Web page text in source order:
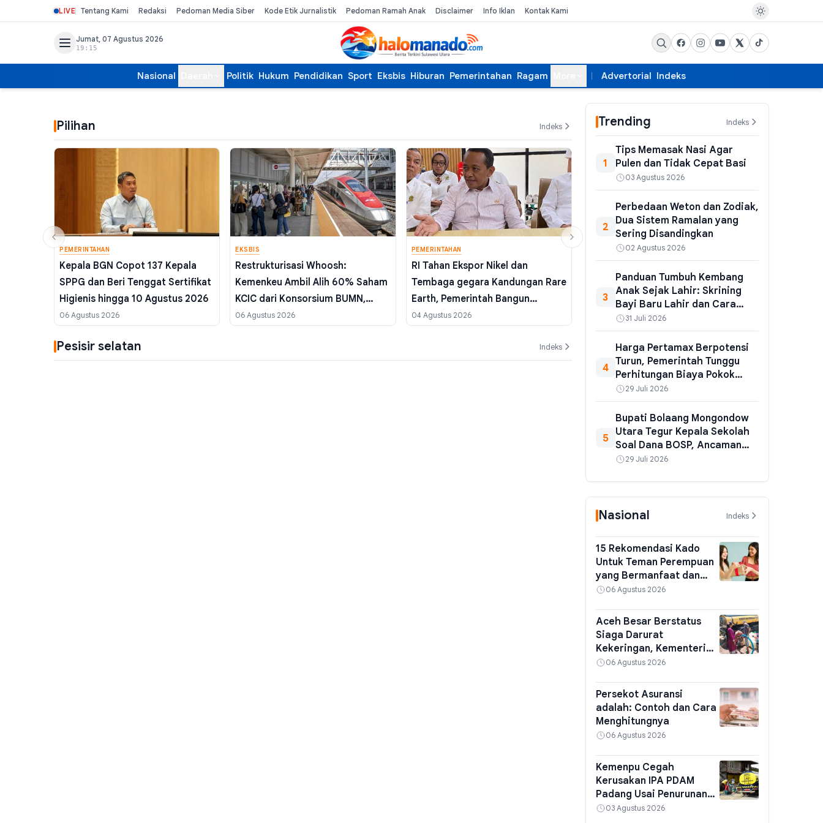
LIVE Tentang Kami Redaksi Pedoman Media Siber Kode Etik Jurnalistik Pedoman Ramah Anak Disclaimer Info Iklan Kontak Kami
Jumat, 07 Agustus 2026
19:15
Nasional Politik Hukum Pendidikan Sport Eksbis Hiburan Pemerintahan Ragam Advertorial Indeks
Pilihan Indeks
PEMERINTAHAN
Kepala BGN Copot 137 Kepala
SPPG dan Beri Tenggat Sertifikat
Higienis hingga 10 Agustus 2026
06 Agustus 2026
EKSBIS
Restrukturisasi Whoosh:
Kemenkeu Ambil Alih 60% Saham
KCIC dari Konsorsium BUMN,
Target Rampung September
06 Agustus 2026
PEMERINTAHAN
RI Tahan Ekspor Nikel dan
Tembaga gegara Kandungan Rare
Earth, Pemerintah Bangun
Ekosistem Baru
04 Agustus 2026
Perusahaan Milik Don Ritto dalam
Kasus TPPU Eks Jaksa Agung
04 Agustus 2026
Pesisir selatan Indeks
Trending Indeks
1
Tips Memasak Nasi Agar
Pulen dan Tidak Cepat Basi
03 Agustus 2026
2
Perbedaan Weton dan Zodiak,
Dua Sistem Ramalan yang
Sering Disandingkan
02 Agustus 2026
3
Panduan Tumbuh Kembang
Anak Sejak Lahir: Skrining
Bayi Baru Lahir dan Cara
Pantau yang Benar
31 Juli 2026
4
Harga Pertamax Berpotensi
Turun, Pemerintah Tunggu
Perhitungan Biaya Pokok
Pertamina
29 Juli 2026
5
Bupati Bolaang Mongondow
Utara Tegur Kepala Sekolah
Soal Dana BOSP, Ancaman
Sanksi Menanti Jika Dana Tak
29 Juli 2026
Nasional Indeks
15 Rekomendasi Kado
Untuk Teman Perempuan
yang Bermanfaat dan
Berkesan
06 Agustus 2026
Aceh Besar Berstatus
Siaga Darurat
Kekeringan, Kementerian
PU Kirim Air Bersih
06 Agustus 2026
Persekot Asuransi
adalah: Contoh dan Cara
Menghitungnya
06 Agustus 2026
Kemenpu Cegah
Kerusakan IPA PDAM
Padang Usai Penurunan
Kualitas Air
03 Agustus 2026